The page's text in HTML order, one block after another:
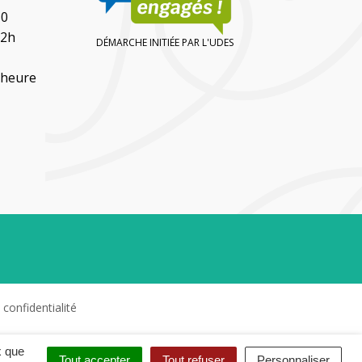
que
DÉMARCHE INITIÉE PAR L'UDES